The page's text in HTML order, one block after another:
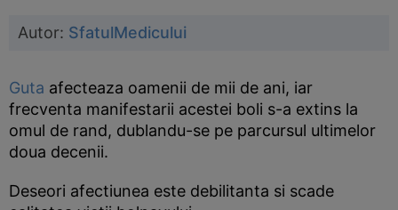
Autor: SfatulMedicului
Guta afecteaza oamenii de mii de ani, iar
frecventa manifestarii acestei boli s-a extins la
omul de rand, dublandu-se pe parcursul ultimelor
doua decenii.
Deseori afectiunea este debilitanta si scade